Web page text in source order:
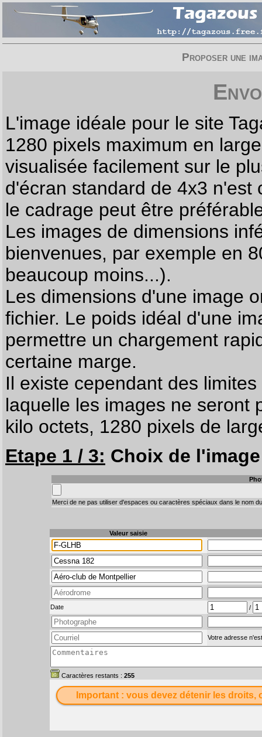
Proposer une
L'image idéale pour le site
1280 pixels maximum en
visualisée facilement sur le
d'écran standard de 4x3
le cadrage peut être
Les images de dimensions
bienvenues, par exemple en
beaucoup moins...).
Les dimensions d'une image
fichier. Le poids idéal d'une
permettre un chargement
certaine marge.
Il existe cependant des
laquelle les images ne seront
kilo octets, 1280 pixels de
Etape 1 / 3: Choix de
Merci de ne pas utiliser d'espaces ou caractères spéciaux dans le nom
Valeur saisie
Date /
Votre adresse
Caractères restants : 255
Important : vous devez détenir les